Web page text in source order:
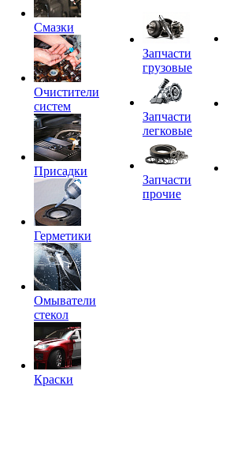
Смазки
Очистители
систем
Присадки
Герметики
Омыватели
стекол
Краски
Запчасти
грузовые
Запчасти
легковые
Запчасти
прочие